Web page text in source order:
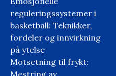
reguleringssystemer i
basketball: Teknikker,
fordeler og innvirkning
på ytelse
Motsetning til frykt: